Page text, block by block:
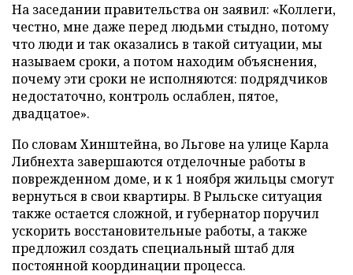
На заседании правительства он заявил: «Коллеги,
честно, мне даже перед людьми стыдно, потому
что люди и так оказались в такой ситуации, мы
называем сроки, а потом находим объяснения,
почему эти сроки не исполняются: подрядчиков
недостаточно, контроль ослаблен, пятое,
двадцатое».
По словам Хинштейна, во Льгове на улице Карла
Либнехта завершаются отделочные работы в
поврежденном доме, и к 1 ноября жильцы смогут
вернуться в свои квартиры. В Рыльске ситуация
также остается сложной, и губернатор поручил
ускорить восстановительные работы, а также
предложил создать специальный штаб для
постоянной координации процесса.